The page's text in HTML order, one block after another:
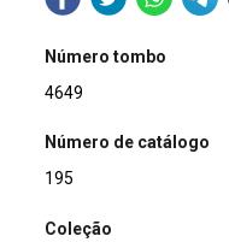
Número tombo
4649
Número de catálogo
195
Coleção